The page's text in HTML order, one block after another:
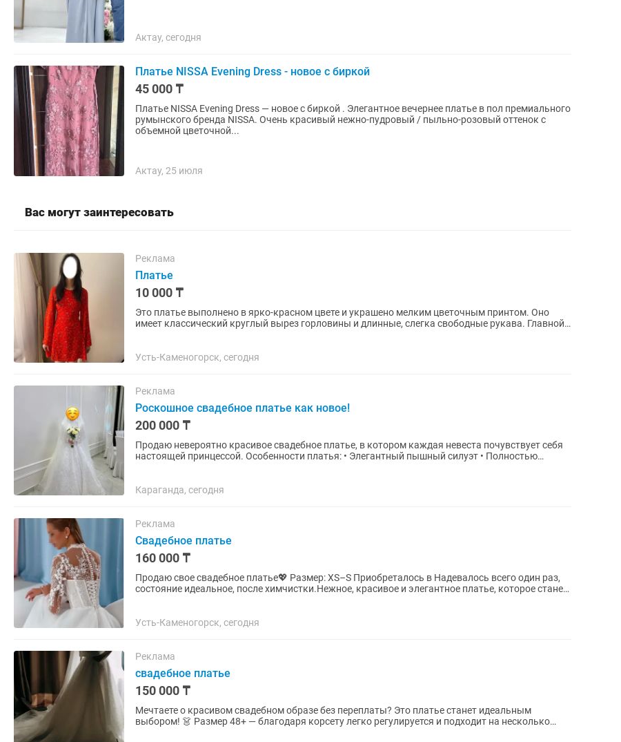
Актау, сегодня
Платье NISSA Evening Dress - новое с биркой
45 000 ₸
Платье NISSA Evening Dress — новое с биркой . Элегантное вечернее платье в пол премиального
румынского бренда NISSA. Очень красивый нежно-пудровый / пыльно-розовый оттенок с
объемной цветочной...
Актау, 25 июля
Вас могут заинтересовать
Реклама
Платье
10 000 ₸
Это платье выполнено в ярко-красном цвете и украшено мелким цветочным принтом. Оно
имеет классический круглый вырез горловины и длинные, слегка свободные рукава. Главной
Усть-Каменогорск, сегодня
Реклама
Роскошное свадебное платье как новое!
200 000 ₸
Продаю невероятно красивое свадебное платье, в котором каждая невеста почувствует себя
настоящей принцессой. Особенности платья: • Элегантный пышный силуэт • Полностью
Караганда, сегодня
Реклама
Свадебное платье
160 000 ₸
Продаю свое свадебное платье💖 Размер: XS–S Приобреталось в Надевалось всего один раз,
состояние идеальное, после химчистки.Нежное, красивое и элегантное платье, которое станет
Усть-Каменогорск, сегодня
Реклама
свадебное платье
150 000 ₸
Мечтаете о красивом свадебном образе без переплаты? Это платье станет идеальным
выбором! 👗 Размер 48+ — благодаря корсету легко регулируется и подходит на несколько